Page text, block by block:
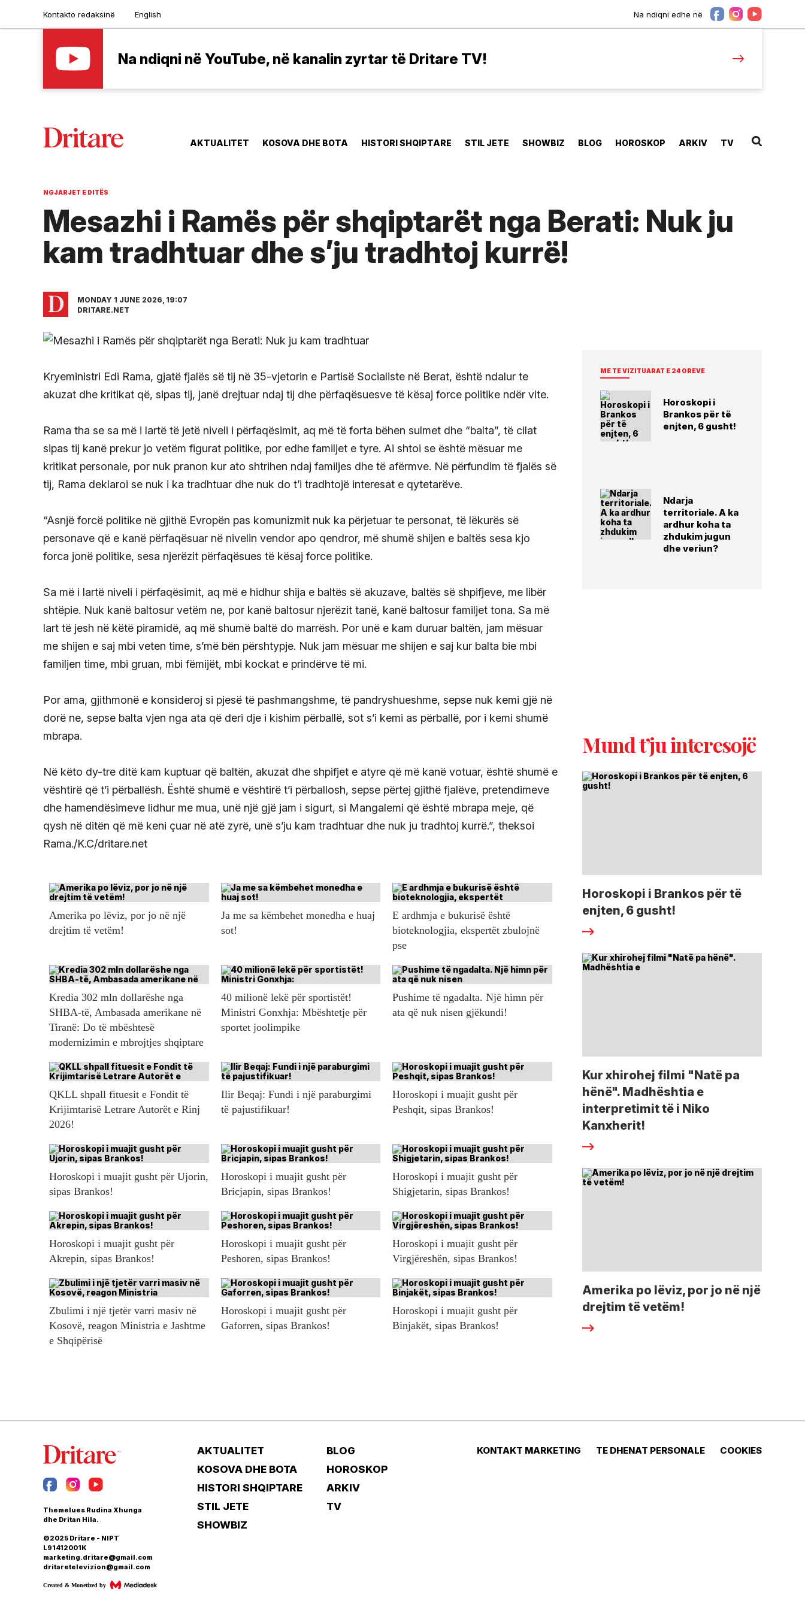
Kontakto redaksinë English Na ndiqni edhe në
Na ndiqni në YouTube, në kanalin zyrtar të Dritare TV!
AKTUALITET KOSOVA DHE BOTA HISTORI SHQIPTARE STIL JETE SHOWBIZ BLOG HOROSKOP ARKIV TV
NGJARJET E DITËS
Mesazhi i Ramës për shqiptarët nga Berati: Nuk ju
kam tradhtuar dhe s’ju tradhtoj kurrë!
MONDAY 1 JUNE 2026, 19:07
DRITARE.NET
Kryeministri Edi Rama, gjatë fjalës së tij në 35-vjetorin e Partisë Socialiste në Berat, është ndalur te
akuzat dhe kritikat që, sipas tij, janë drejtuar ndaj tij dhe përfaqësuesve të kësaj force politike ndër vite.
Rama tha se sa më i lartë të jetë niveli i përfaqësimit, aq më të forta bëhen sulmet dhe “balta”, të cilat
sipas tij kanë prekur jo vetëm figurat politike, por edhe familjet e tyre. Ai shtoi se është mësuar me
kritikat personale, por nuk pranon kur ato shtrihen ndaj familjes dhe të afërmve. Në përfundim të fjalës së
tij, Rama deklaroi se nuk i ka tradhtuar dhe nuk do t’i tradhtojë interesat e qytetarëve.
“Asnjë forcë politike në gjithë Evropën pas komunizmit nuk ka përjetuar te personat, të lëkurës së
personave që e kanë përfaqësuar në nivelin vendor apo qendror, më shumë shijen e baltës sesa kjo
forca jonë politike, sesa njerëzit përfaqësues të kësaj force politike.
Sa më i lartë niveli i përfaqësimit, aq më e hidhur shija e baltës së akuzave, baltës së shpifjeve, me libër
shtëpie. Nuk kanë baltosur vetëm ne, por kanë baltosur njerëzit tanë, kanë baltosur familjet tona. Sa më
lart të jesh në këtë piramidë, aq më shumë baltë do marrësh. Por unë e kam duruar baltën, jam mësuar
me shijen e saj mbi veten time, s’më bën përshtypje. Nuk jam mësuar me shijen e saj kur balta bie mbi
familjen time, mbi gruan, mbi fëmijët, mbi kockat e prindërve të mi.
Por ama, gjithmonë e konsideroj si pjesë të pashmangshme, të pandryshueshme, sepse nuk kemi gjë në
dorë ne, sepse balta vjen nga ata që deri dje i kishim përballë, sot s’i kemi as përballë, por i kemi shumë
mbrapa.
Në këto dy-tre ditë kam kuptuar që baltën, akuzat dhe shpifjet e atyre që më kanë votuar, është shumë e
vështirë që t’i përballësh. Është shumë e vështirë t’i përballosh, sepse përtej gjithë fjalëve, pretendimeve
dhe hamendësimeve lidhur me mua, unë një gjë jam i sigurt, si Mangalemi që është mbrapa meje, që
qysh në ditën që më keni çuar në atë zyrë, unë s’ju kam tradhtuar dhe nuk ju tradhtoj kurrë.”, theksoi
Rama./K.C/dritare.net
Amerika po lëviz, por jo në një
drejtim të vetëm!
Ja me sa këmbehet monedha e huaj
sot!
E ardhmja e bukurisë është
bioteknologjia, ekspertët zbulojnë
pse
Kredia 302 mln dollarëshe nga
SHBA-të, Ambasada amerikane në
Tiranë: Do të mbështesë
modernizimin e mbrojtjes shqiptare
40 milionë lekë për sportistët!
Ministri Gonxhja: Mbështetje për
sportet joolimpike
Pushime të ngadalta. Një himn për
ata që nuk nisen gjëkundi!
QKLL shpall fituesit e Fondit të
Krijimtarisë Letrare Autorët e Rinj
2026!
Ilir Beqaj: Fundi i një paraburgimi
të pajustifikuar!
Horoskopi i muajit gusht për
Peshqit, sipas Brankos!
Horoskopi i muajit gusht për Ujorin,
sipas Brankos!
Horoskopi i muajit gusht për
Bricjapin, sipas Brankos!
Horoskopi i muajit gusht për
Shigjetarin, sipas Brankos!
Horoskopi i muajit gusht për
Akrepin, sipas Brankos!
Horoskopi i muajit gusht për
Peshoren, sipas Brankos!
Horoskopi i muajit gusht për
Virgjëreshën, sipas Brankos!
Zbulimi i një tjetër varri masiv në
Kosovë, reagon Ministria e Jashtme
e Shqipërisë
Horoskopi i muajit gusht për
Gaforren, sipas Brankos!
Horoskopi i muajit gusht për
Binjakët, sipas Brankos!
ME TE VIZITUARAT E 24 OREVE
Horoskopi i
Brankos për të
enjten, 6 gusht!
Ndarja
territoriale. A ka
ardhur koha ta
zhdukim jugun
dhe veriun?
Mund t’ju interesojë
Horoskopi i Brankos për të
enjten, 6 gusht!
Kur xhirohej filmi "Natë pa
hënë". Madhështia e
interpretimit të i Niko
Kanxherit!
Amerika po lëviz, por jo në një
drejtim të vetëm!
Themelues Rudina Xhunga
dhe Dritan Hila.
©2025 Dritare - NIPT
L91412001K
marketing.dritare@gmail.com
dritaretelevizion@gmail.com
Created & Monetized by
AKTUALITET
KOSOVA DHE BOTA
HISTORI SHQIPTARE
STIL JETE
SHOWBIZ
BLOG
HOROSKOP
ARKIV
TV
KONTAKT MARKETING TE DHENAT PERSONALE COOKIES